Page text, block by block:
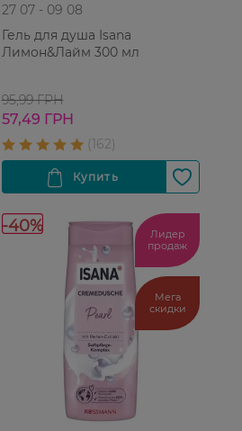
27 07 - 09 08
Гель для душа Isana
Лимон&Лайм 300 мл
95,99 ГРН
57,49 ГРН
-40%
Лидер
продаж
Мега
скидки